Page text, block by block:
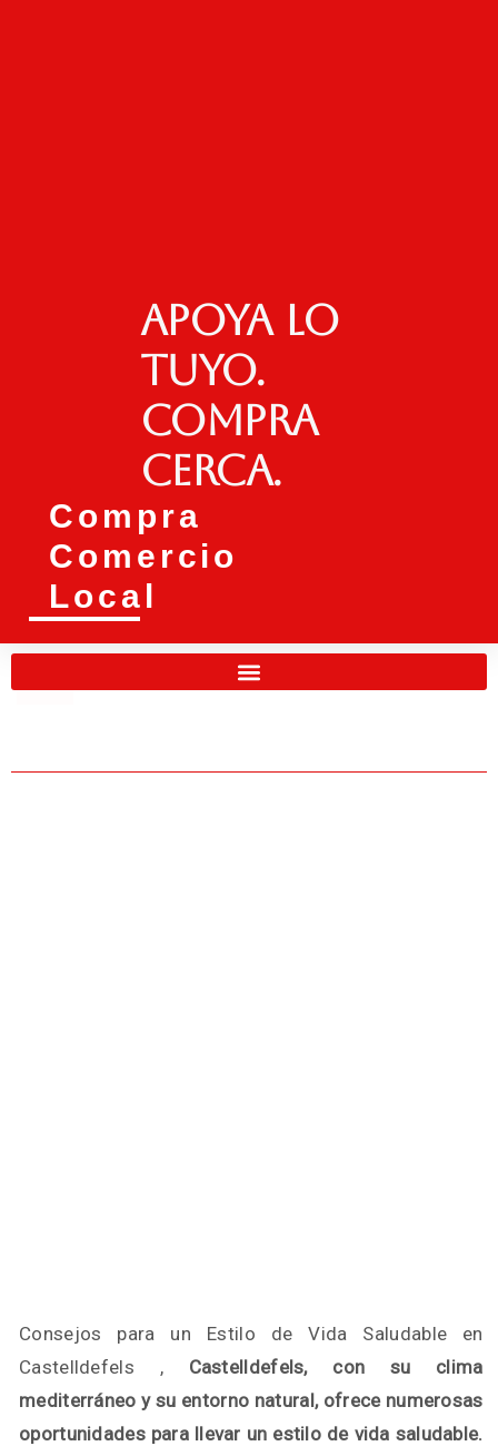
Apoya lo
tuyo.
Compra
cerca.
Compra
Comercio
Local
Consejos para un Estilo de Vida Saludable en
Castelldefels , Castelldefels, con su clima
mediterráneo y su entorno natural, ofrece numerosas
oportunidades para llevar un estilo de vida saludable.